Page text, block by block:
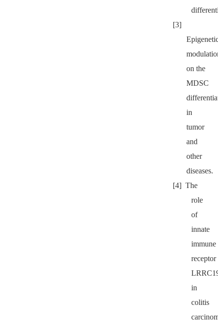
[3]
on the
MDSC
in
tumor
and
other
diseases.
[4] The
role
of
innate
immune
receptor
in
colitis